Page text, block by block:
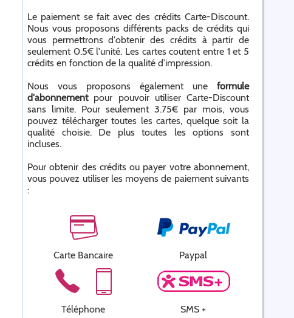
Le paiement se fait avec des crédits Carte-Discount.
Nous vous proposons différents packs de crédits qui
vous permettrons d'obtenir des crédits à partir de
seulement 0.5€ l'unité. Les cartes coutent entre 1 et 5
crédits en fonction de la qualité d’impression.
Nous vous proposons également une formule
d'abonnementpour pouvoir utiliser Carte-Discount
sans limite. Pour seulement 3.75€ par mois, vous
pouvez télécharger toutes les cartes, quelque soit la
qualité choisie. De plus toutes les options sont
incluses.
Pour obtenir des crédits ou payer votre abonnement,
vous pouvez utiliser les moyens de paiement suivants
:
Carte Bancaire Paypal
Téléphone SMS +